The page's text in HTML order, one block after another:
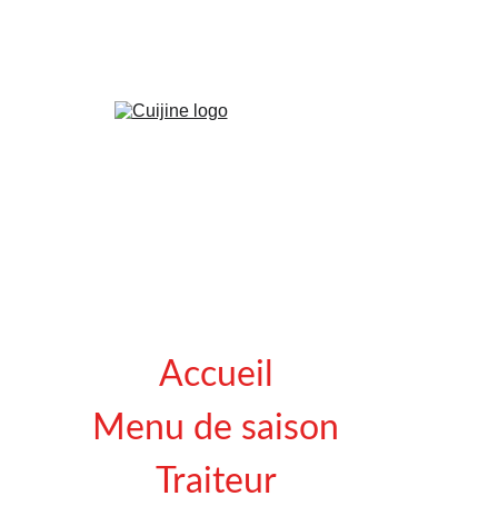
Accueil
Menu de saison
Traiteur